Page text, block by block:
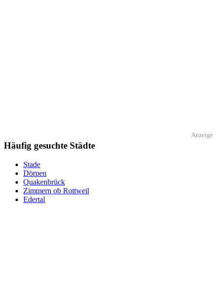
Anzeige
Häufig gesuchte Städte
Stade
Dörpen
Quakenbrück
Zimmern ob Rottweil
Edertal